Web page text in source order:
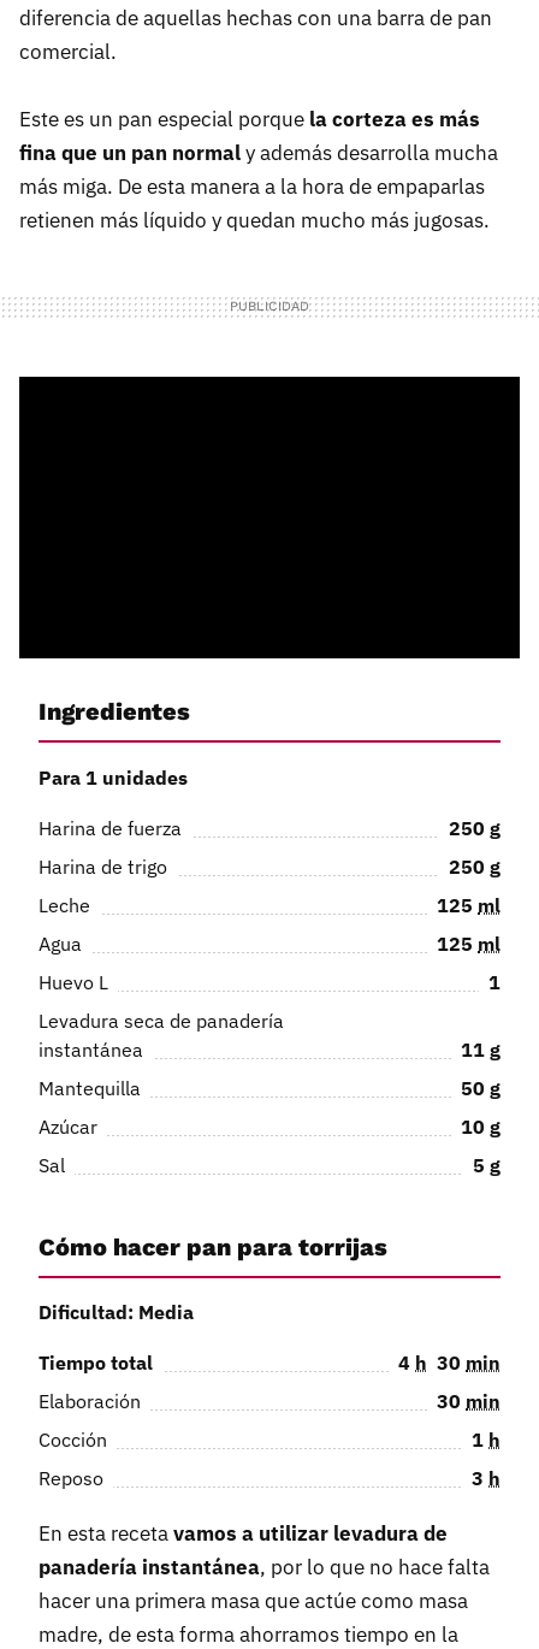
diferencia de aquellas hechas con una barra de pan
comercial.
Este es un pan especial porque la corteza es más
fina que un pan normaly además desarrolla mucha
más miga. De esta manera a la hora de empaparlas
retienen más líquido y quedan mucho más jugosas.
Ingredientes
Para 1 unidades
Harina de fuerza 250 g
Harina de trigo
250 g
Leche
125 ml
Agua
125 ml
Huevo L
1
Levadura seca de panadería
instantánea
11 g
Mantequilla
50 g
Azúcar
10 g
Sal
5 g
Cómo hacer pan para torrijas
Dificultad: Media
Tiempo total 4 h 30 min
Elaboración
30 min
Cocción
1 h
Reposo
3 h
En esta recetavamos a utilizar levadura de
panadería instantánea, por lo que no hace falta
hacer una primera masa que actúe como masa
madre, de esta forma ahorramos tiempo en la